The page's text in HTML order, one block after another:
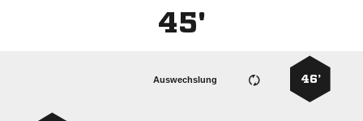
45'
46’
Auswechslung